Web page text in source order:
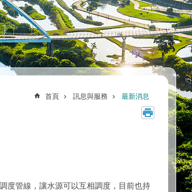
首頁 訊息與服務 最新消息
管線，讓水源可以互相調度，目前也持